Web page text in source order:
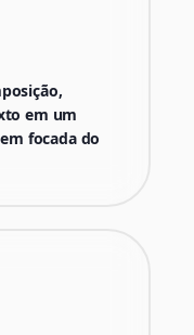
em um
focada do